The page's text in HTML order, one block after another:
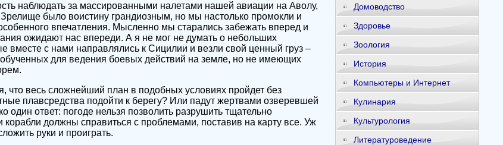
наблюдать за массированными налетами нашей авиации на Аволу,
было воистину грандиозным, но мы настолько промокли и
впечатления. Мысленно мы старались забежать вперед и
ожидают нас впереди. А я не мог не думать о небольших
вместе с нами направлялись к Сицилии и везли свой ценный груз –
для ведения боевых действий на земле, но не имеющих
что весь сложнейший план в подобных условиях пройдет без
плавсредства подойти к берегу? Или падут жертвами озверевшей
один ответ: погоде нельзя позволить разрушить тщательно
должны справиться с проблемами, поставив на карту все. Уж
руки и проиграть.
Домоводство
Здоровье
Зоология
История
Компьютеры и Интернет
Кулинария
Культурология
Литературоведение